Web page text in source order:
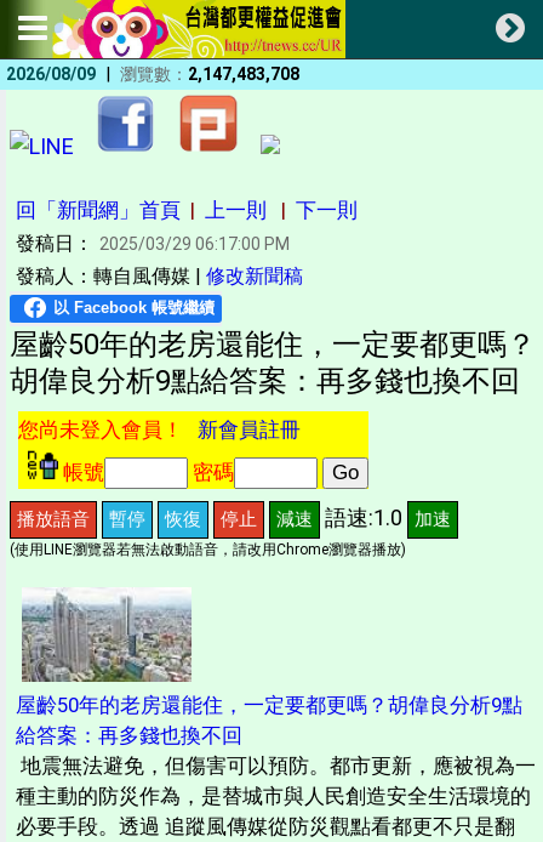
2026/08/09 | 瀏覽數： 2,147,483,708
回「新聞網」首頁 | 上一則 | 下一則
發稿日： 2025/03/29 06:17:00 PM
發稿人：轉自風傳媒 | 修改新聞稿
屋齡50年的老房還能住，一定要都更嗎？
胡偉良分析9點給答案：再多錢也換不回
您尚未登入會員！ 新會員註冊
帳號
密碼
播放語音 暫停 恢復 停止 減速 語速:1.0 加速
(使用LINE瀏覽器若無法啟動語音，請改用Chrome瀏覽器播放)
屋齡50年的老房還能住，一定要都更嗎？胡偉良分析9點
給答案：再多錢也換不回
地震無法避免，但傷害可以預防。都市更新，應被視為一
種主動的防災作為，是替城市與人民創造安全生活環境的
必要手段。透過 追蹤風傳媒從防災觀點看都更不只是翻